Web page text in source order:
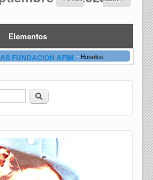
Elementos
FUNDACION AFIM - Horarios:
Buscar